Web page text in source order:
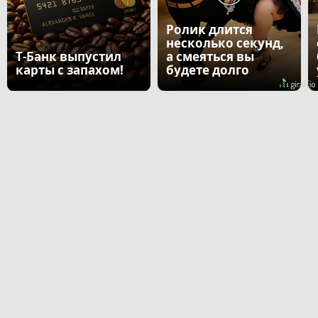
Т-Банк выпустил
карты с запахом!
Ролик длится
несколько секунд,
а смеяться вы
будете долго